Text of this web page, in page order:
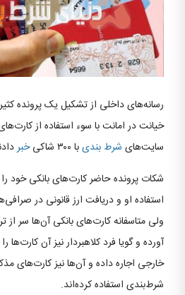
رسانه‌های داخلی از تشکیل یک پرونده
خیانت در امانت با سوء استفاده از
سایت‌های شرط بندیبا ۳۰۰ شاکی خبر
شکات پرونده حاضر کارت‌های بانکی خود
استفاده او و دریافت ارز قانونی در
ولی متاسفانه کارت‌های بانکی آن‌ها سر از
آورده و گویا فرد کلاهبردار نیز آن کارت‌ها
خارجی اجاره داده و آن‌ها نیز کارت‌های
شرط‌بندی استفاده کرده‌اند.